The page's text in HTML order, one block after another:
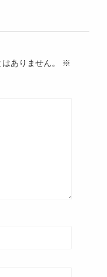
ありません。
※